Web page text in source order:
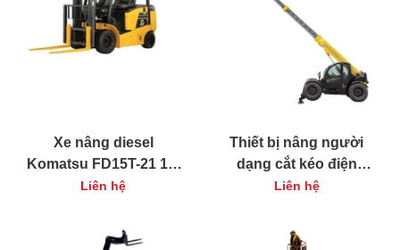
Xe nâng diesel
Komatsu FD15T-21 1.5
tấn
Liên hệ
Thiết bị nâng người
dạng cắt kéo điện
Haulotte Compact 10 N
Liên hệ